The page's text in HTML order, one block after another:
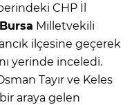
CHP İl
Bursa Milletvekili
ilçesine geçerek
yerinde inceledi.
Tayır ve Keles
araya gelen